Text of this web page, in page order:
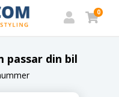
0
din bil